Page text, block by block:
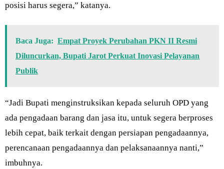
posisi harus segera,” katanya.
Baca Juga: Empat Proyek Perubahan PKN II Resmi
Diluncurkan, Bupati Jarot Perkuat Inovasi Pelayanan
Publik
“Jadi Bupati menginstruksikan kepada seluruh OPD yang
ada pengadaan barang dan jasa itu, untuk segera berproses
lebih cepat, baik terkait dengan persiapan pengadaannya,
perencanaan pengadaannya dan pelaksanaannya nanti,”
imbuhnya.